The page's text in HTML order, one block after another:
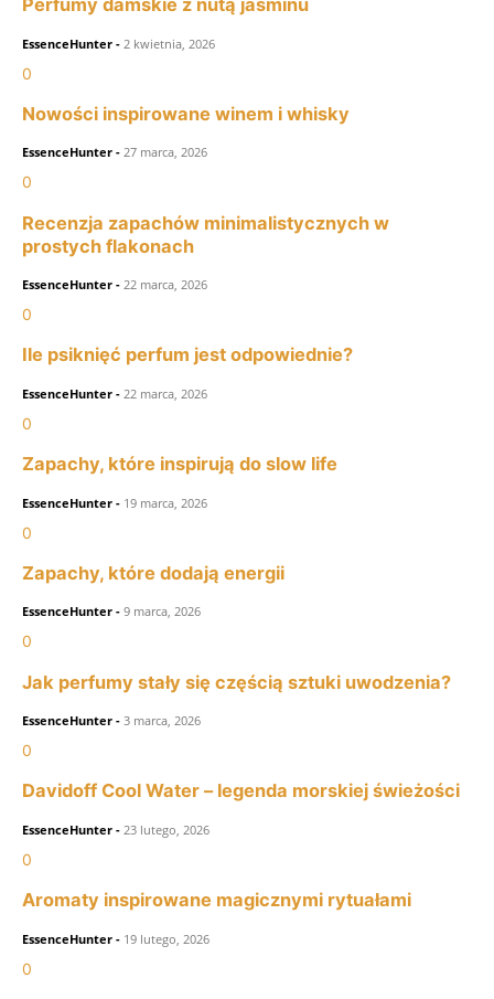
Perfumy damskie z nutą jaśminu
EssenceHunter - 2 kwietnia, 2026
0
Nowości inspirowane winem i whisky
EssenceHunter - 27 marca, 2026
0
Recenzja zapachów minimalistycznych w
prostych flakonach
EssenceHunter - 22 marca, 2026
0
Ile psiknięć perfum jest odpowiednie?
EssenceHunter - 22 marca, 2026
0
Zapachy, które inspirują do slow life
EssenceHunter - 19 marca, 2026
0
Zapachy, które dodają energii
EssenceHunter - 9 marca, 2026
0
Jak perfumy stały się częścią sztuki uwodzenia?
EssenceHunter - 3 marca, 2026
0
Davidoff Cool Water – legenda morskiej świeżości
EssenceHunter - 23 lutego, 2026
0
Aromaty inspirowane magicznymi rytuałami
EssenceHunter - 19 lutego, 2026
0